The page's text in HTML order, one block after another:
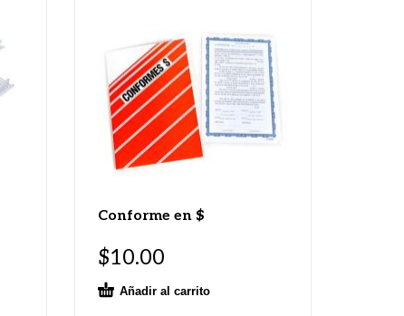
Conforme en $
$10.00
Añadir al carrito